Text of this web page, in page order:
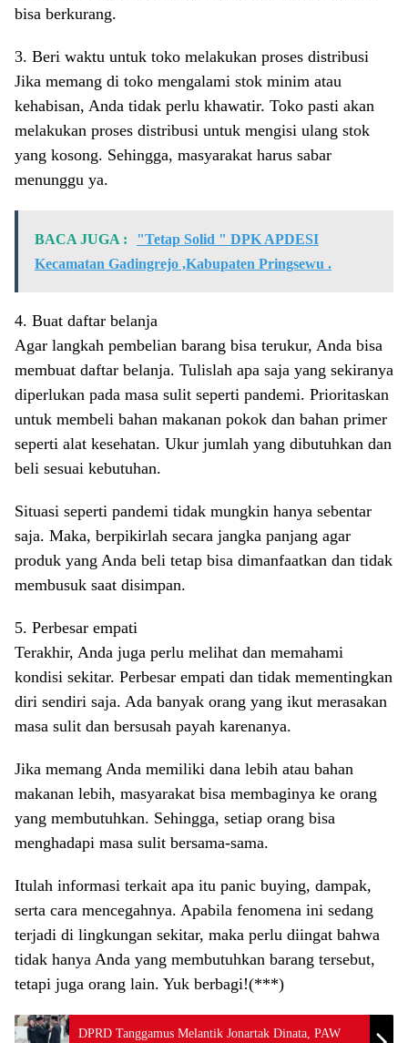
bisa berkurang.
3. Beri waktu untuk toko melakukan proses distribusi
Jika memang di toko mengalami stok minim atau
kehabisan, Anda tidak perlu khawatir. Toko pasti akan
melakukan proses distribusi untuk mengisi ulang stok
yang kosong. Sehingga, masyarakat harus sabar
menunggu ya.
BACA JUGA :
"Tetap Solid " DPK APDESI
Kecamatan Gadingrejo ,Kabupaten Pringsewu .
4. Buat daftar belanja
Agar langkah pembelian barang bisa terukur, Anda bisa
membuat daftar belanja. Tulislah apa saja yang sekiranya
diperlukan pada masa sulit seperti pandemi. Prioritaskan
untuk membeli bahan makanan pokok dan bahan primer
seperti alat kesehatan. Ukur jumlah yang dibutuhkan dan
beli sesuai kebutuhan.
Situasi seperti pandemi tidak mungkin hanya sebentar
saja. Maka, berpikirlah secara jangka panjang agar
produk yang Anda beli tetap bisa dimanfaatkan dan tidak
membusuk saat disimpan.
5. Perbesar empati
Terakhir, Anda juga perlu melihat dan memahami
kondisi sekitar. Perbesar empati dan tidak mementingkan
diri sendiri saja. Ada banyak orang yang ikut merasakan
masa sulit dan bersusah payah karenanya.
Jika memang Anda memiliki dana lebih atau bahan
makanan lebih, masyarakat bisa membaginya ke orang
yang membutuhkan. Sehingga, setiap orang bisa
menghadapi masa sulit bersama-sama.
Itulah informasi terkait apa itu panic buying, dampak,
serta cara mencegahnya. Apabila fenomena ini sedang
terjadi di lingkungan sekitar, maka perlu diingat bahwa
tidak hanya Anda yang membutuhkan barang tersebut,
tetapi juga orang lain. Yuk berbagi!(***)
DPRD Tanggamus Melantik Jonartak Dinata, PAW